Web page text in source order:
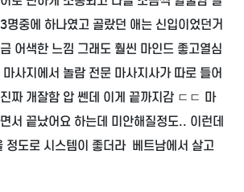
명중에 하나였고 골랐던 애는 신입이었던거
어색한 느낌 그래도 훨씬 마인드 좋고열심
사지에서 놀람 전문 마사지사가 따로 들어
짜 개잘함 압 쎈데 이게 끝까지감 ㄷㄷ 마
서 끝났어요 하는데 미안해질정도.. 이런데
정도로 시스템이 좋더라 베트남에서 살고